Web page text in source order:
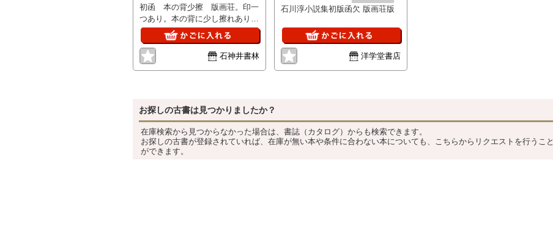
初函 本の背少擦 版画荘。印一
つあり。本の背に少し擦れあり。
函の状態は良好。
石神井書林
石川淳小説集初版函欠 版画荘版
洋学堂書店
お探しの古書は見つかりましたか？
在庫検索から見つからなかった場合は、書誌（カタログ）からも検索できます。
お探しの古書が登録されていれば、在庫が無い本や条件に合わない本についても、こちらからリクエストを行うこと
ができます。